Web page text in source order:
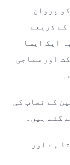
پروان
کے ذریعے
ایک ایسا
اور سماجی
کے نصاب کی
ہے اور